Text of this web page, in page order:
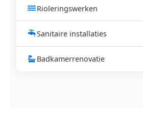
Rioleringswerken
Sanitaire installaties
Badkamerrenovatie